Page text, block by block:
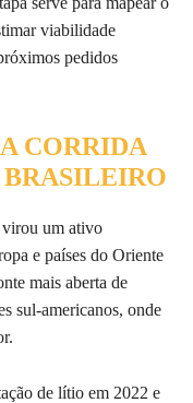
viabilidade
pedidos
CORRIDA
um ativo
e países do Oriente
mais aberta de
sul-americanos, onde
de lítio em 2022 e